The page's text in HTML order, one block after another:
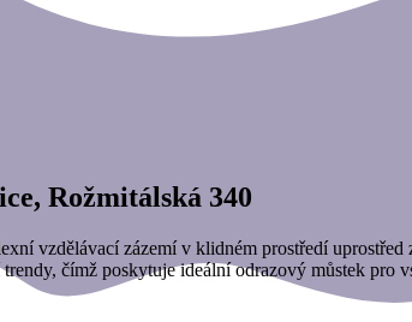
Rožmitálská 340
vzdělávací zázemí v klidném prostředí
čímž poskytuje ideální odrazový můstek pro